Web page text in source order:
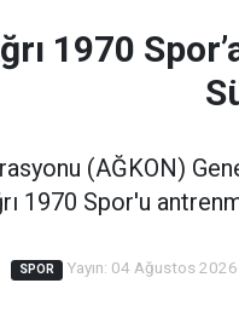
1970
(AĞKON)
1970 Spor'u
SPOR Yayın: 04 Ağustos